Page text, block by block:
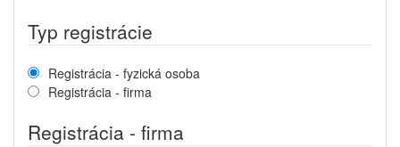
Typ registrácie
Registrácia - fyzická osoba
Registrácia - firma
Registrácia - firma